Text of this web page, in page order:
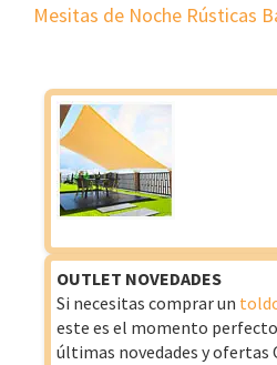
Mesitas de Noche Rústicas
OUTLET NOVEDADES
Si necesitas comprar un
este es el momento
últimas novedades y ofertas